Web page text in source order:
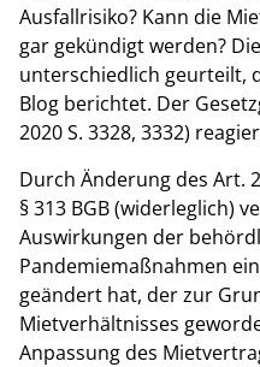
Ausfallrisiko? Kann die
gar gekündigt werden?
unterschiedlich geurteilt,
Blog berichtet. Der
2020 S. 3328, 3332)
Durch Änderung des Art.
§ 313 BGB (widerleglich)
Auswirkungen der
Pandemiemaßnahmen
geändert hat, der zur
Mietverhältnisses
Anpassung des